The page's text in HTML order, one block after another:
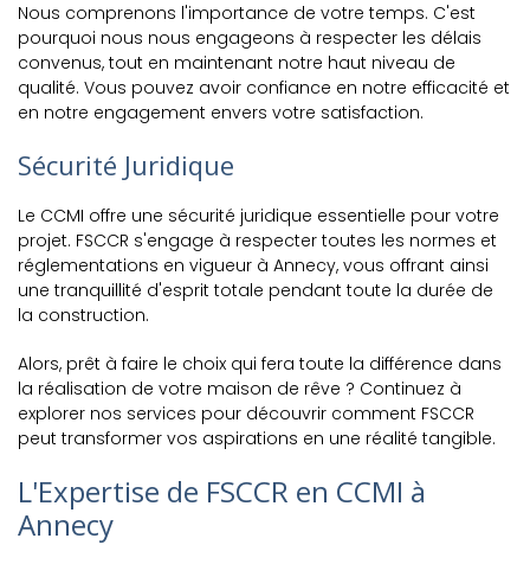
Nous comprenons l'importance de votre temps. C'est
pourquoi nous nous engageons à respecter les délais
convenus, tout en maintenant notre haut niveau de
qualité. Vous pouvez avoir confiance en notre efficacité et
en notre engagement envers votre satisfaction.
Sécurité Juridique
Le CCMI offre une sécurité juridique essentielle pour votre
projet. FSCCR s'engage à respecter toutes les normes et
réglementations en vigueur à Annecy, vous offrant ainsi
une tranquillité d'esprit totale pendant toute la durée de
la construction.
Alors, prêt à faire le choix qui fera toute la différence dans
la réalisation de votre maison de rêve ? Continuez à
explorer nos services pour découvrir comment FSCCR
peut transformer vos aspirations en une réalité tangible.
L'Expertise de FSCCR en CCMI à
Annecy